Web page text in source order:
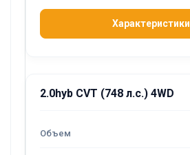
Характеристики
2.0hyb CVT (748 л.с.) 4WD